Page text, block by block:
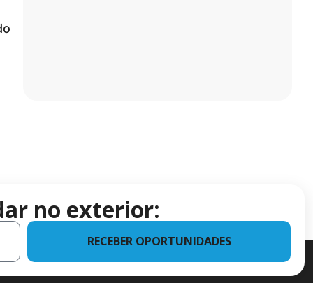
no exterior:
RECEBER OPORTUNIDADES